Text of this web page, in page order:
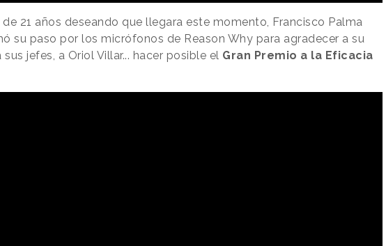
de 21 años deseando que llegara este momento, Francisco Palma
su paso por los micrófonos de Reason Why para agradecer a su
sus jefes, a Oriol Villar... hacer posible el Gran Premio a la Eficacia